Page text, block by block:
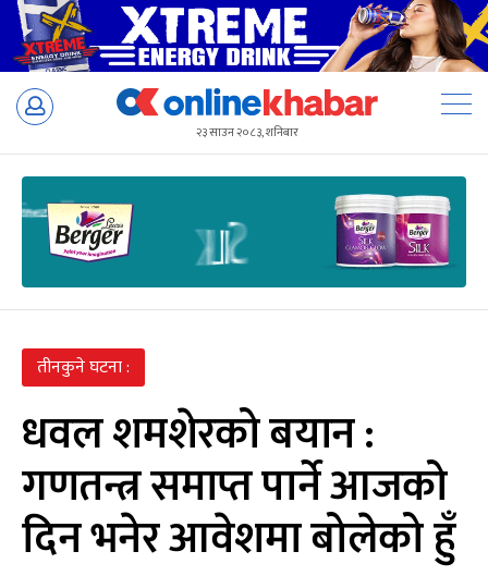
Skip
२३ साउन २०८३, शनिबार
तीनकुने घटना :
धवल शमशेरको बयान :
गणतन्त्र समाप्त पार्ने आजको
दिन भनेर आवेशमा बोलेको हुँ